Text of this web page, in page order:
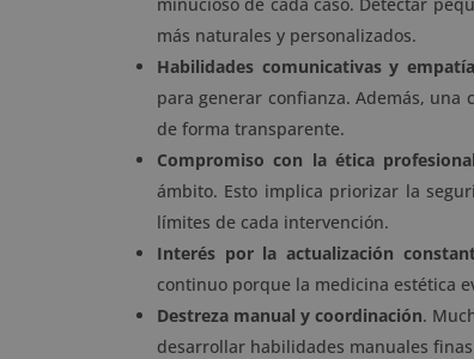
más naturales y personalizados.
Habilidades comunicativas y empatía
para generar confianza. Además, una
de forma transparente.
Compromiso con la ética profesional
ámbito. Esto implica priorizar la
límites de cada intervención.
Interés por la actualización
continuo porque la medicina estética
Destreza manual y coordinación.
desarrollar habilidades manuales